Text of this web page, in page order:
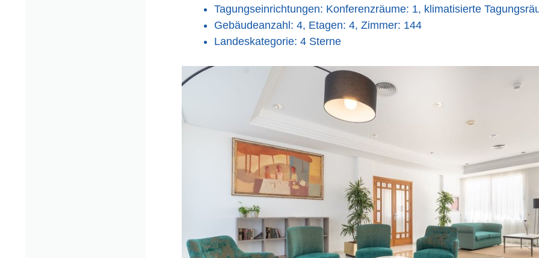
Tagungseinrichtungen: Konferenzräume: 1, klimatisierte
Gebäudeanzahl: 4, Etagen: 4, Zimmer: 144
Landeskategorie: 4 Sterne